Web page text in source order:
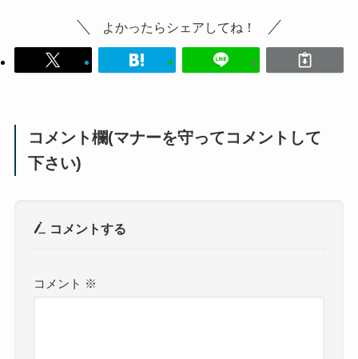
よかったらシェアしてね！
コメント欄(マナーを守ってコメントして
下さい)
コメントする
コメント ※